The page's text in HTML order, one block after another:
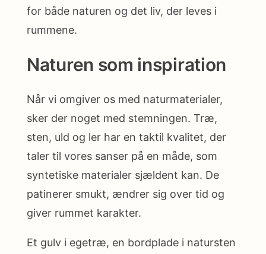
for både naturen og det liv, der leves i
rummene.
Naturen som inspiration
Når vi omgiver os med naturmaterialer,
sker der noget med stemningen. Træ,
sten, uld og ler har en taktil kvalitet, der
taler til vores sanser på en måde, som
syntetiske materialer sjældent kan. De
patinerer smukt, ændrer sig over tid og
giver rummet karakter.
Et gulv i egetræ, en bordplade i natursten